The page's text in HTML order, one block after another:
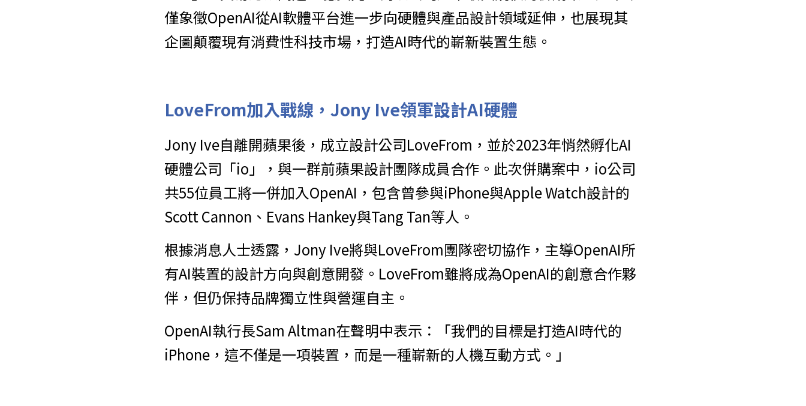
僅象徵OpenAI從AI軟體平台進一步向硬體與產品設計領域延伸，也展現其
企圖顛覆現有消費性科技市場，打造AI時代的嶄新裝置生態。
LoveFrom加入戰線，Jony Ive領軍設計AI硬體
Jony Ive自離開蘋果後，成立設計公司LoveFrom，並於2023年悄然孵化AI
硬體公司「io」，與一群前蘋果設計團隊成員合作。此次併購案中，io公司
共55位員工將一併加入OpenAI，包含曾參與iPhone與Apple Watch設計的
Scott Cannon、Evans Hankey與Tang Tan等人。
根據消息人士透露，Jony Ive將與LoveFrom團隊密切協作，主導OpenAI所
有AI裝置的設計方向與創意開發。LoveFrom雖將成為OpenAI的創意合作夥
伴，但仍保持品牌獨立性與營運自主。
OpenAI執行長Sam Altman在聲明中表示：「我們的目標是打造AI時代的
iPhone，這不僅是一項裝置，而是一種嶄新的人機互動方式。」